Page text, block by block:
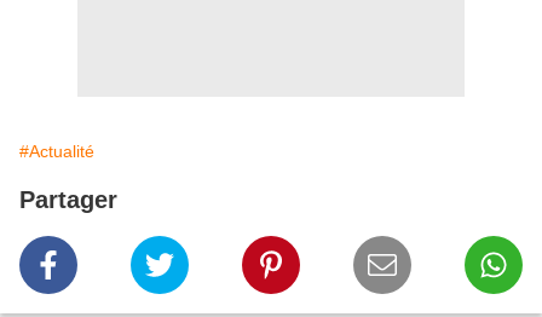
#Actualité
Partager